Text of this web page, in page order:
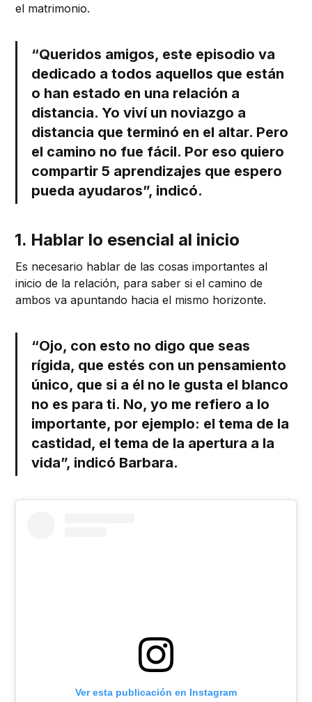
el matrimonio.
“Queridos amigos, este episodio va
dedicado a todos aquellos que están
o han estado en una relación a
distancia. Yo viví un noviazgo a
distancia que terminó en el altar. Pero
el camino no fue fácil. Por eso quiero
compartir 5 aprendizajes que espero
pueda ayudaros”, indicó.
1. Hablar lo esencial al inicio
Es necesario hablar de las cosas importantes al
inicio de la relación, para saber si el camino de
ambos va apuntando hacia el mismo horizonte.
“Ojo, con esto no digo que seas
rígida, que estés con un pensamiento
único, que si a él no le gusta el blanco
no es para ti. No, yo me refiero a lo
importante, por ejemplo: el tema de la
castidad, el tema de la apertura a la
vida”, indicó Barbara.
Ver esta publicación en Instagram